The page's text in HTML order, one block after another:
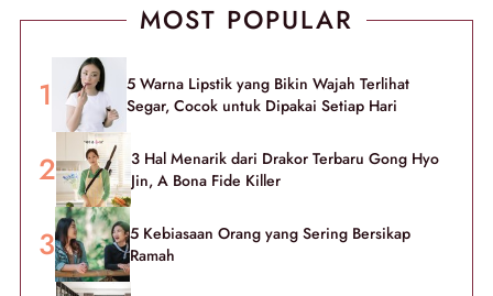
MOST POPULAR
5 Warna Lipstik yang Bikin Wajah Terlihat
Segar, Cocok untuk Dipakai Setiap Hari
3 Hal Menarik dari Drakor Terbaru Gong Hyo
Jin, A Bona Fide Killer
5 Kebiasaan Orang yang Sering Bersikap
Ramah